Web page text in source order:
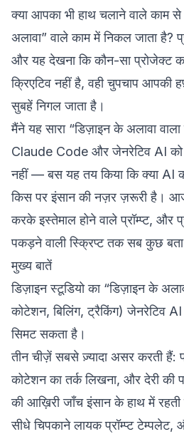
क्या आपका भी हाथ चलाने वाले काम
अलावा” वाले काम में निकल जाता है?
और यह देखना कि कौन-सा प्रोजेक्ट
क्रिएटिव नहीं है, वही चुपचाप आपकी
सुबहें निगल जाता है।
मैंने यह सारा “डिज़ाइन के अलावा
Claude Code और जेनरेटिव AI को
नहीं — बस यह तय किया कि क्या AI
किस पर इंसान की नज़र ज़रूरी है।
करके इस्तेमाल होने वाले प्रॉम्प्ट, और
पकड़ने वाली स्क्रिप्ट तक सब कुछ बता
मुख्य बातें
डिज़ाइन स्टूडियो का “डिज़ाइन के
कोटेशन, बिलिंग, ट्रैकिंग) जेनरेटिव
सिमट सकता है।
तीन चीज़ें सबसे ज़्यादा असर करती हैं:
कोटेशन का तर्क लिखना, और देरी
की आख़िरी जाँच इंसान के हाथ में रहती
सीधे चिपकाने लायक प्रॉम्प्ट